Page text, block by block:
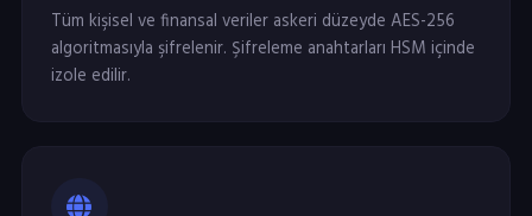
Tüm kişisel ve finansal veriler askeri düzeyde AES-256
algoritmasıyla şifrelenir. Şifreleme anahtarları HSM içinde
izole edilir.